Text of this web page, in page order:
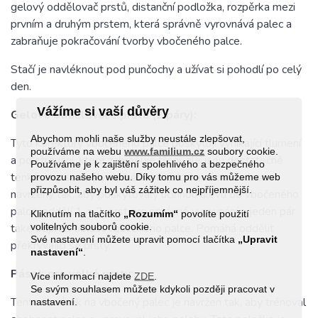
Vážíme si vaší důvěry
Abychom mohli naše služby neustále zlepšovat,
používáme na webuwww.familium.cz soubory cookie.
Používáme je k zajištění spolehlivého a bezpečného
provozu našeho webu. Díky tomu pro vás můžeme web
přizpůsobit, aby byl váš zážitek co nejpříjemnější.
Kliknutím na tlačítko „Rozumím“ povolíte použití
volitelných souborů cookie.
Své nastavení můžete upravit pomocí tlačítka „Upravit
nastavení“
Více informací najdeteZDE
Se svým souhlasem můžete kdykoli později pracovat v
nastavení.
gelový oddělovač prstů, distanční podložka, rozpěrka mezi
prvním a druhým prstem, která správně vyrovnává palec a
zabraňuje pokračování tvorby vbočeného palce.
Stačí je navléknout pod punčochy a užívat si pohodlí po celý
den.
Gelové oddělovače prstů (2 páry):
Tyto korektory vbočeného palce poskytují vynikající tlumení
a polstrování, které zabraňuje tření, ale jsou dostatečně
tenké, aby se vešly do běžné každodenní obuvi. Jsou
navrženy tak, aby poskytovaly účinnou úlevu od vbočeného
palce, oddělí 1. a 2. prst pro správné vyrovnání a jeden pár
také odpruží oblast vbočeného palce. Pomáhá oddělit
překrývající se prsty.
Pásek pro velké prsty:
Tento řemínek na vbočený palec je navržen tak, aby trénoval